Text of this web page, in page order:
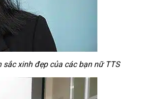
sắc xinh đẹp của các bạn nữ TTS